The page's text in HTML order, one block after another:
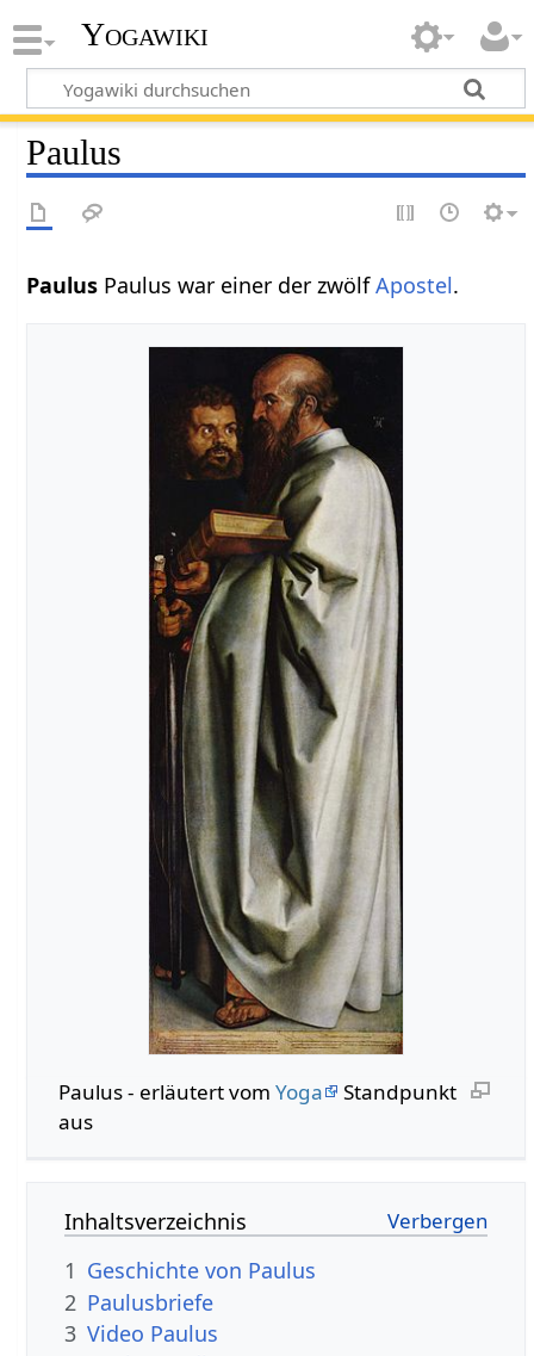
Yogawiki
Paulus
Paulus Paulus war einer der zwölfApostel.
Paulus - erläutert vom Yoga
Standpunkt
aus
Inhaltsverzeichnis
1 Geschichte von Paulus
2 Paulusbriefe
3 Video Paulus